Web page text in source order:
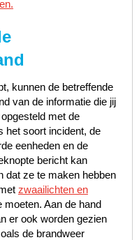
kunnen de betreffende
van de informatie die jij
met de
het soort incident, de
eenheden en de
bericht kan
dat ze te maken hebben
zwaailichten en
moeten. Aan de hand
er ook worden gezien
de brandweer